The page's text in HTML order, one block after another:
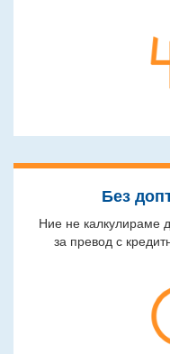
Без
Ние не калкулираме
за превод с